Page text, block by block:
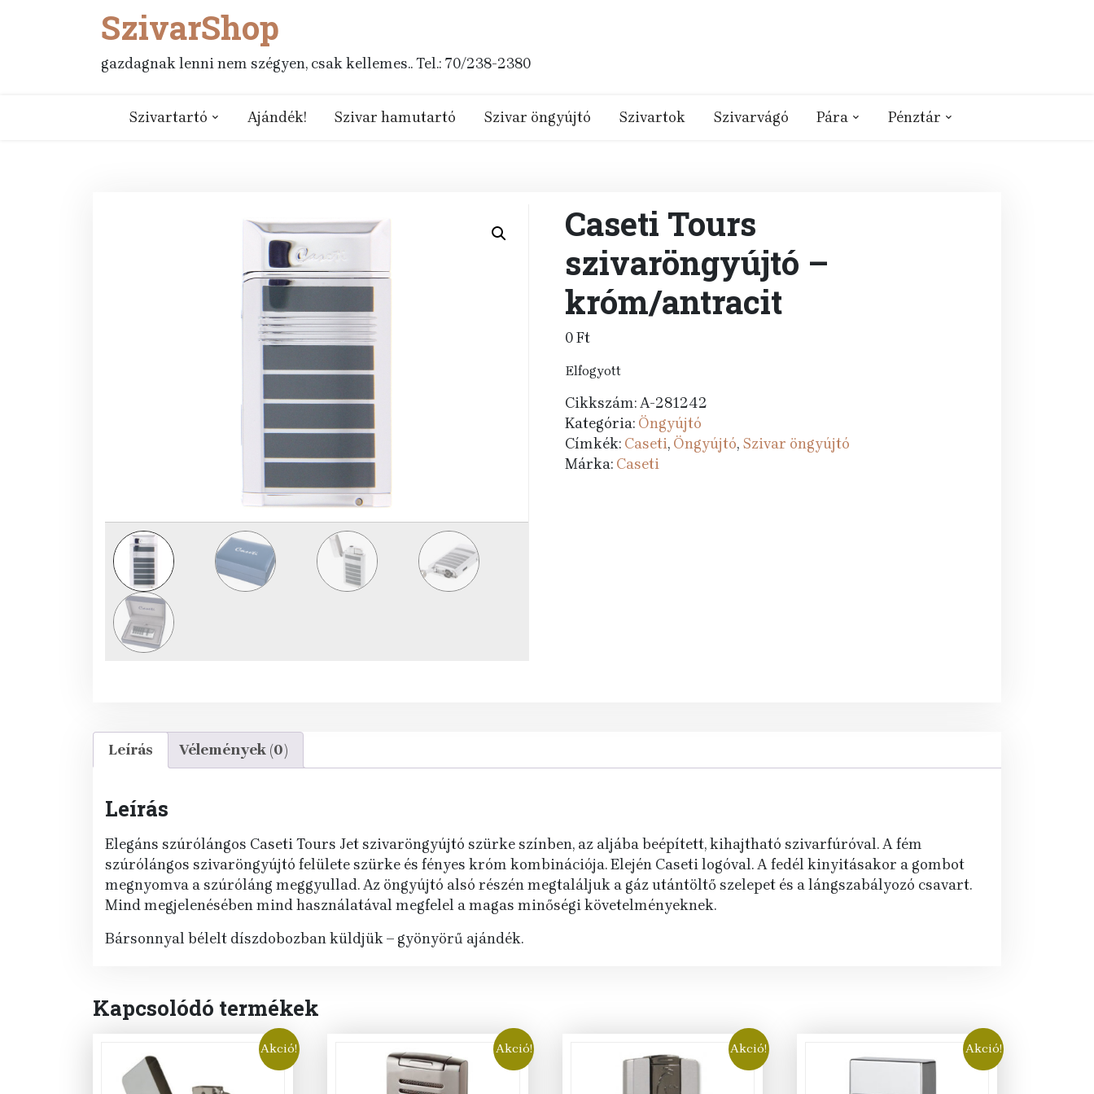
SzivarShop
gazdagnak lenni nem szégyen, csak kellemes.. Tel.: 70/238-2380
Szivartartó Ajándék! Szivar hamutartó Szivar öngyújtó Szivartok Szivarvágó Pára Pénztár
Caseti Tours
szivaröngyújtó –
króm/antracit
0Ft
Elfogyott
Cikkszám:A-281242
Kategória: Öngyújtó
Címkék: Caseti, Öngyújtó, Szivar öngyújtó
Márka: Caseti
Leírás Vélemények (0)
Leírás
Elegáns szúrólángos Caseti Tours Jet szivaröngyújtó szürke színben, az aljába beépített, kihajtható szivarfúróval. A fém
szúrólángos szivaröngyújtó felülete szürke és fényes króm kombinációja. Elején Caseti logóval. A fedél kinyitásakor a gombot
megnyomva a szúróláng meggyullad. Az öngyújtó alsó részén megtaláljuk a gáz utántöltő szelepet és a lángszabályozó csavart.
Mind megjelenésében mind használatával megfelel a magas minőségi követelményeknek.
Bársonnyal bélelt díszdobozban küldjük – gyönyörű ajándék.
Kapcsolódó termékek
Akció! Akció! Akció! Akció!